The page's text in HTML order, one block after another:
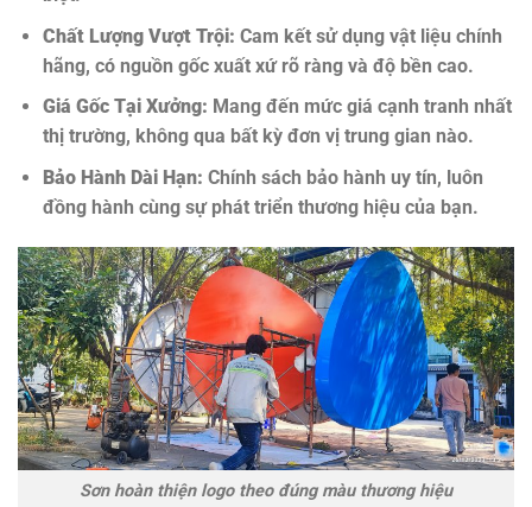
Chất Lượng Vượt Trội: Cam kết sử dụng vật liệu chính
hãng, có nguồn gốc xuất xứ rõ ràng và độ bền cao.
Giá Gốc Tại Xưởng: Mang đến mức giá cạnh tranh nhất
thị trường, không qua bất kỳ đơn vị trung gian nào.
Bảo Hành Dài Hạn: Chính sách bảo hành uy tín, luôn
đồng hành cùng sự phát triển thương hiệu của bạn.
Sơn hoàn thiện logo theo đúng màu thương hiệu